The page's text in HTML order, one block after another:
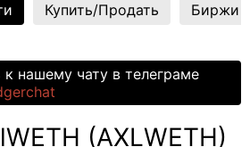
Купить/Продать Биржи
нашему чату в телеграме
(AXLWETH)